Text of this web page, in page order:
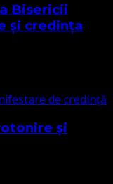
Bisericii
și credința
de credință
și